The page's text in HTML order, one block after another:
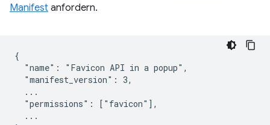
Manifest anfordern.
{
  "name": "Favicon API in a popup",
  "manifest_version": 3,
  ...
  "permissions": ["favicon"],
  ...